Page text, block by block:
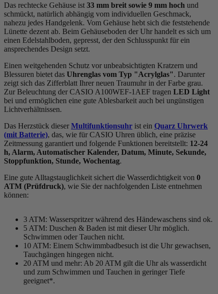
Das rechtecke Gehäuse ist 33 mm breit sowie 9 mm hoch und
schmückt, natürlich abhängig vom individuellen Geschmack,
nahezu jedes Handgelenk. Vom Gehäuse hebt sich die feststehende
Lünette dezent ab. Beim Gehäuseboden der Uhr handelt es sich um
einen Edelstahlboden, gepresst, der den Schlusspunkt für ein
ansprechendes Design setzt.
Einen weitgehenden Schutz vor unbeabsichtigten Kratzern und
Blessuren bietet das Uhrenglas vom Typ "Acrylglas". Darunter
zeigt sich das Zifferblatt Ihrer neuen Traumuhr in der Farbe grau.
Zur Beleuchtung der CASIO A100WEF-1AEF tragen LED Light
bei und ermöglichen eine gute Ablesbarkeit auch bei ungünstigen
Lichtverhältnissen.
Das Herzstück dieser Multifunktionsuhr ist ein Quarz Uhrwerk
(mit Batterie), das, wie für CASIO Uhren üblich, eine präzise
Zeitmessung garantiert und folgende Funktionen bereitstellt: 12-24
h, Alarm, Automatischer Kalender, Datum, Minute, Sekunde,
Stoppfunktion, Stunde, Wochentag.
Eine gute Alltagstauglichkeit sichert die Wasserdichtigkeit von 0
ATM (Prüfdruck), wie Sie der nachfolgenden Liste entnehmen
können:
3 ATM: Wasserspritzer während des Händewaschens sind ok.
5 ATM: Duschen & Baden ist mit dieser Uhr möglich.
Schwimmen oder Tauchen nicht.
10 ATM: Einem Schwimmbadbesuch ist die Uhr gewachsen,
Tauchgängen hingegen nicht.
20 ATM und mehr: Ab 20 ATM gilt die Uhr als wasserdicht
und zum Schwimmen und Tauchen in geringer Tiefe
geeignet*.